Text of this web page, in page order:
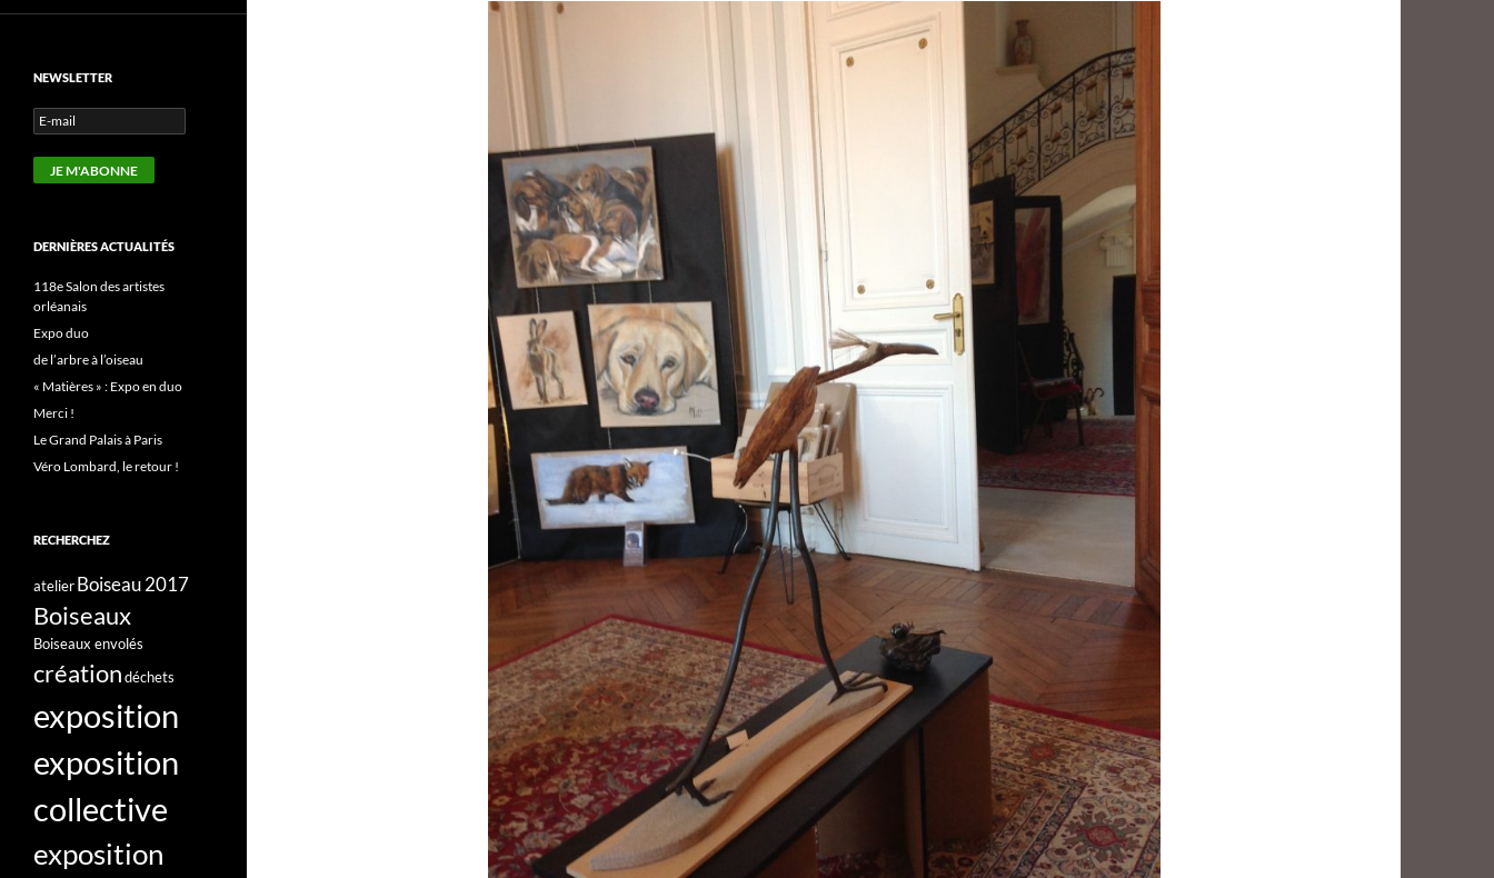
NEWSLETTER
DERNIÈRES ACTUALITÉS
118e Salon des artistes
orléanais
Expo duo
de l’arbre à l’oiseau
« Matières » : Expo en duo
Merci !
Le Grand Palais à Paris
Véro Lombard, le retour !
RECHERCHEZ
atelierBoiseau 2017
Boiseaux
Boiseaux envolés
créationdéchets
exposition
exposition
collective
exposition